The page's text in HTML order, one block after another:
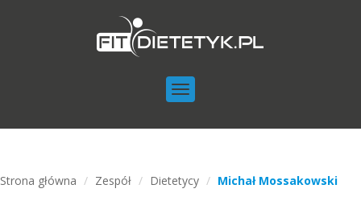
Toggle
navigation
Strona główna Zespół Dietetycy Michał Mossakowski